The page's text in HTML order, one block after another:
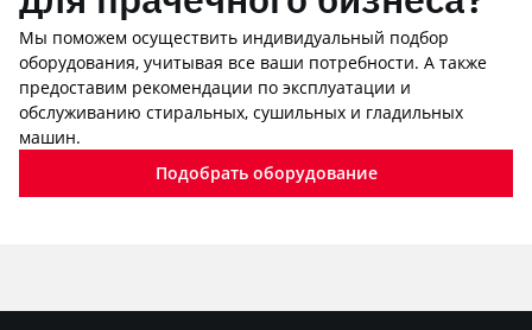
Мы поможем осуществить индивидуальный подбор
оборудования, учитывая все ваши потребности. А также
предоставим рекомендации по эксплуатации и
обслуживанию стиральных, сушильных и гладильных
машин.
Подобрать оборудование